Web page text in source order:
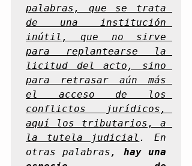
palabras, que se trata
de una institución
inútil, que no sirve
para replantearse la
licitud del acto, sino
para retrasar aún más
el acceso de los
conflictos jurídicos,
aquí los tributarios, a
la tutela judicial . En
otras palabras, hay una